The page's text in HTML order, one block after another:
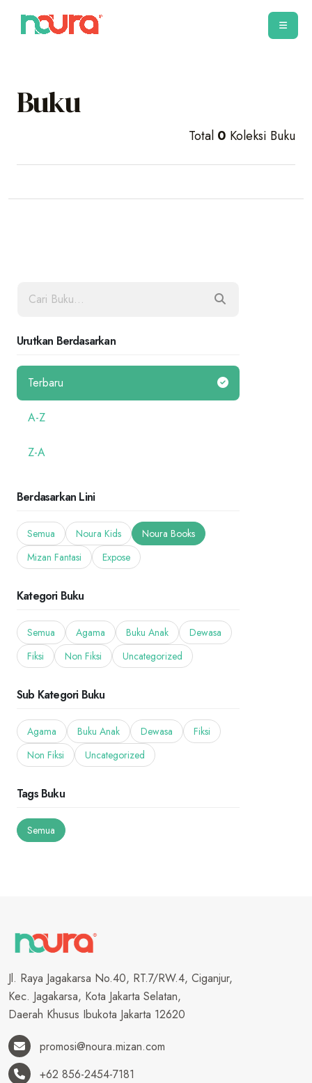
Buku
Total 0 Koleksi Buku
Urutkan Berdasarkan
Terbaru
A-Z
Z-A
Berdasarkan Lini
Semua Noura Kids
Noura Books
Mizan Fantasi
Expose
Kategori Buku
Semua Agama Buku Anak
Dewasa
Fiksi
Non Fiksi Uncategorized
Sub Kategori Buku
Agama Buku Anak Dewasa
Fiksi
Non Fiksi
Uncategorized
Tags Buku
Semua
Jl. Raya Jagakarsa No.40, RT.7/RW.4, Ciganjur,
Kec. Jagakarsa, Kota Jakarta Selatan,
Daerah Khusus Ibukota Jakarta 12620
promosi@noura.mizan.com
+62 856-2454-7181